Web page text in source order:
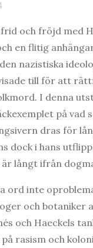
och fröjd med
en flitig
nazistiska
till för att
I denna
på vad
dras för
dock i hans
långt ifrån
ord inte
och botaniker
och Haeckels
rasism och